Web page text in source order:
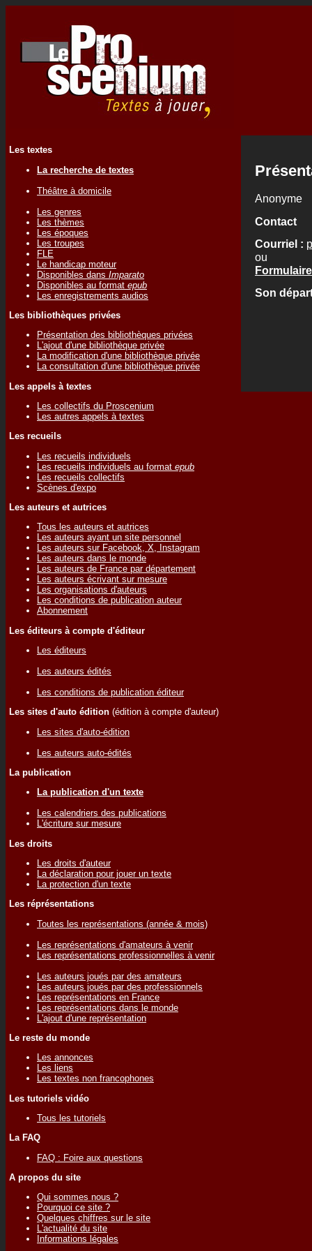
Les textes
La recherche de textes
Théâtre à domicile
Les genres
Les thèmes
Les époques
Les troupes
FLE
Le handicap moteur
Disponibles dans Imparato
Disponibles au format epub
Les enregistrements audios
Les bibliothèques privées
Présentation des bibliothèques privées
L'ajout d'une bibliothèque privée
La modification d'une bibliothèque privée
La consultation d'une bibliothèque privée
Les appels à textes
Les collectifs du Proscenium
Les autres appels à textes
Les recueils
Les recueils individuels
Les recueils individuels au format epub
Les recueils collectifs
Scènes d'expo
Les auteurs et autrices
Tous les auteurs et autrices
Les auteurs ayant un site personnel
Les auteurs sur Facebook, X, Instagram
Les auteurs dans le monde
Les auteurs de France par département
Les auteurs écrivant sur mesure
Les organisations d'auteurs
Les conditions de publication auteur
Abonnement
Les éditeurs à compte d'éditeur
Les éditeurs
Les auteurs édités
Les conditions de publication éditeur
Les sites d'auto édition (édition à compte d'auteur)
Les sites d'auto-édition
Les auteurs auto-édités
La publication
La publication d'un texte
Les calendriers des publications
L'écriture sur mesure
Les droits
Les droits d'auteur
La déclaration pour jouer un texte
La protection d'un texte
Les réprésentations
Toutes les représentations (année & mois)
Les représentations d'amateurs à venir
Les représentations professionnelles à venir
Les auteurs joués par des amateurs
Les auteurs joués par des professionnels
Les représentations en France
Les représentations dans le monde
L'ajout d'une représentation
Le reste du monde
Les annonces
Les liens
Les textes non francophones
Les tutoriels vidéo
Tous les tutoriels
La FAQ
FAQ : Foire aux questions
A propos du site
Qui sommes nous ?
Pourquoi ce site ?
Quelques chiffres sur le site
L'actualité du site
Informations légales
Anonyme
Contact
Courriel :
ou
Son